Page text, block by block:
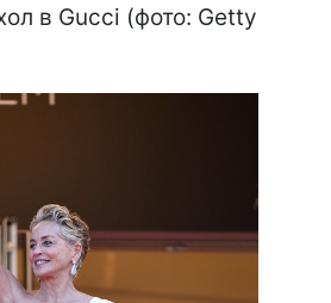
в Gucci (фото: Getty